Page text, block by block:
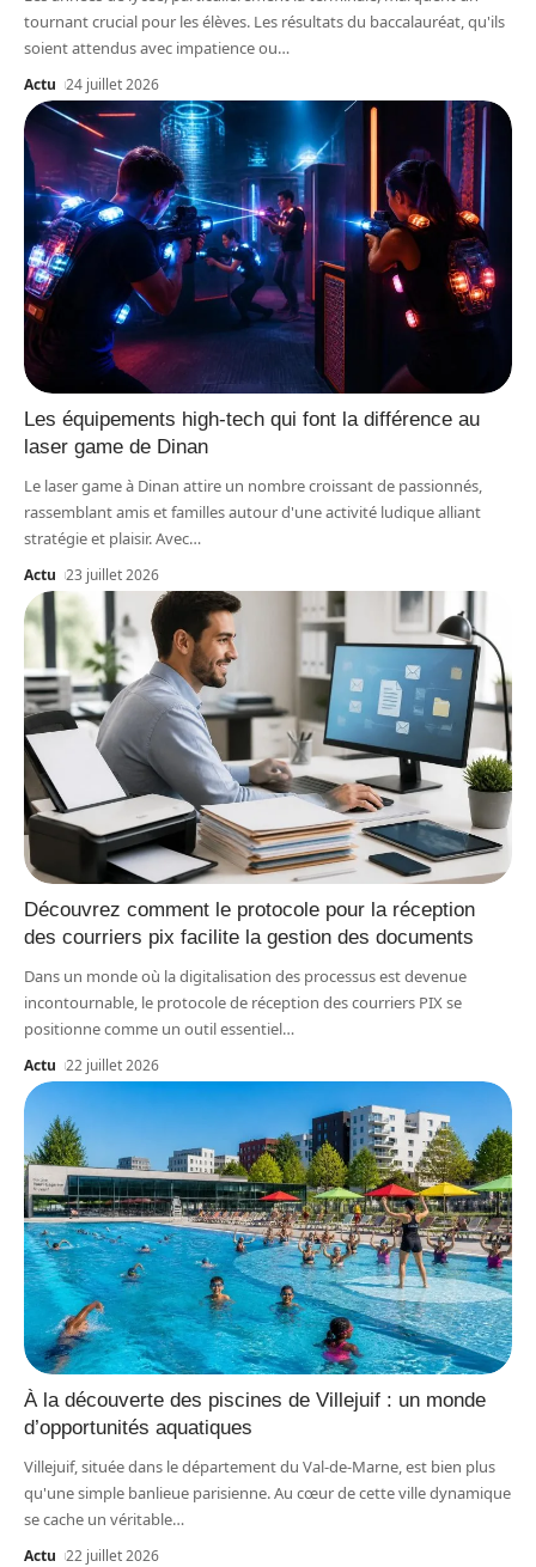
tournant crucial pour les élèves. Les résultats du baccalauréat, qu'ils
soient attendus avec impatience ou…
Actu 24 juillet 2026
Les équipements high-tech qui font la différence au
laser game de Dinan
Le laser game à Dinan attire un nombre croissant de passionnés,
rassemblant amis et familles autour d'une activité ludique alliant
stratégie et plaisir. Avec…
Actu 23 juillet 2026
Découvrez comment le protocole pour la réception
des courriers pix facilite la gestion des documents
Dans un monde où la digitalisation des processus est devenue
incontournable, le protocole de réception des courriers PIX se
positionne comme un outil essentiel…
Actu 22 juillet 2026
À la découverte des piscines de Villejuif : un monde
d’opportunités aquatiques
Villejuif, située dans le département du Val-de-Marne, est bien plus
qu'une simple banlieue parisienne. Au cœur de cette ville dynamique
se cache un véritable…
Actu 22 juillet 2026